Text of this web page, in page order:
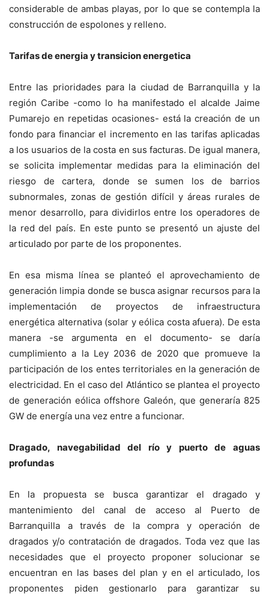
considerable de ambas playas, por lo que se contempla la
construcción de espolones y relleno.
Tarifas de energia y transicion energetica
Entre las prioridades para la ciudad de Barranquilla y la
región Caribe -como lo ha manifestado el alcalde Jaime
Pumarejo en repetidas ocasiones- está la creación de un
fondo para financiar el incremento en las tarifas aplicadas
a los usuarios de la costa en sus facturas. De igual manera,
se solicita implementar medidas para la eliminación del
riesgo de cartera, donde se sumen los de barrios
subnormales, zonas de gestión difícil y áreas rurales de
menor desarrollo, para dividirlos entre los operadores de
la red del país. En este punto se presentó un ajuste del
articulado por parte de los proponentes.
En esa misma línea se planteó el aprovechamiento de
generación limpia donde se busca asignar recursos para la
implementación de proyectos de infraestructura
energética alternativa (solar y eólica costa afuera). De esta
manera -se argumenta en el documento- se daría
cumplimiento a la Ley 2036 de 2020 que promueve la
participación de los entes territoriales en la generación de
electricidad. En el caso del Atlántico se plantea el proyecto
de generación eólica offshore Galeón, que generaría 825
GW de energía una vez entre a funcionar.
Dragado, navegabilidad del río y puerto de aguas
profundas
En la propuesta se busca garantizar el dragado y
mantenimiento del canal de acceso al Puerto de
Barranquilla a través de la compra y operación de
dragados y/o contratación de dragados. Toda vez que las
necesidades que el proyecto proponer solucionar se
encuentran en las bases del plan y en el articulado, los
proponentes piden gestionarlo para garantizar su